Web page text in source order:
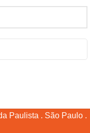
Paulista . São Paulo .